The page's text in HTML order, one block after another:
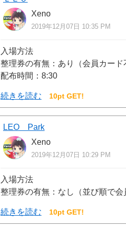
Xeno
2019年12月07日 10:35 PM
入場方法
整理券の有無：あり（会員カード
配布時間：8:30
続きを読む 10pt GET!
LEO Park
Xeno
2019年12月07日 10:29 PM
入場方法
整理券の有無：なし（並び順で会
続きを読む 10pt GET!